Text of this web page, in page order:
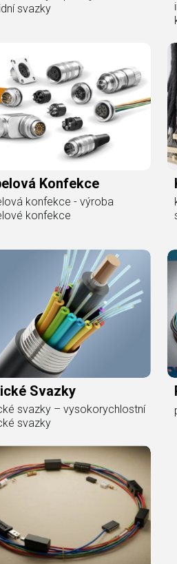
svazky
Konfekce
konfekce - výroba
konfekce
Svazky
svazky – vysokorychlostní
svazky